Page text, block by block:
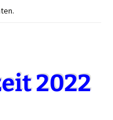
2022